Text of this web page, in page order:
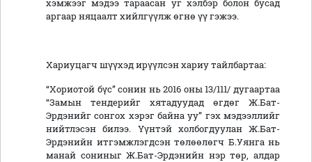
хэмжээг мэдээ тараасан уг хэлбэр болон бусад
аргаар няцаалт хийлгүүлж өгнө үү гэжээ.
Хариуцагч шүүхэд ирүүлсэн хариу тайлбартаа:
“Хориотой бүс” сонин нь 2016 оны 13/111/ дугаартаа
“Замын тендерийг хятадуудад өгдөг Ж.Бат-
Эрдэнийг сонгох хэрэг байна уу” гэх мэдээллийг
нийтлэсэн билээ. Үүнтэй холбогдуулан Ж.Бат-
Эрдэнийн итгэмжлэгдсэн төлөөлөгч Б.Уянга нь
манай сониныг Ж.Бат-Эрдэнийн нэр төр, алдар